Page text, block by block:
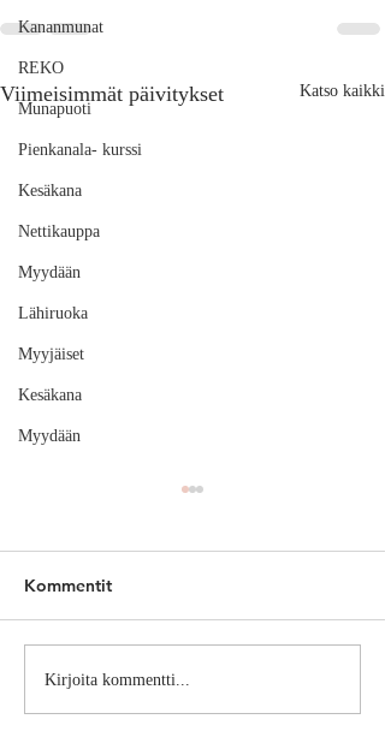
Kananmunat
REKO
Munapuoti
Pienkanala- kurssi
Kesäkana
Nettikauppa
Myydään
Lähiruoka
Myyjäiset
Kesäkana
Myydään
Viimeisimmät päivitykset Katso kaikki
Kommentit
Kirjoita kommentti...